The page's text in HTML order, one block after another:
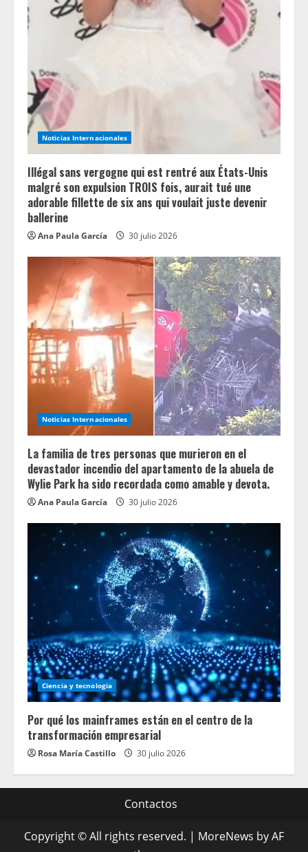
Noticias Internacionales
Illégal sans vergogne qui est rentré aux États-Unis
malgré son expulsion TROIS fois, aurait tué une
adorable fillette de six ans qui voulait juste devenir
ballerine
Ana Paula García 30 julio 2026
Noticias Internacionales
La familia de tres personas que murieron en el
devastador incendio del apartamento de la abuela de
Wylie Park ha sido recordada como amable y devota.
Ana Paula García 30 julio 2026
Ciencia y tecnologia
Por qué los mainframes están en el centro de la
transformación empresarial
Rosa María Castillo 30 julio 2026
Contactos
Copyright © All rights reserved. | MoreNews by AF